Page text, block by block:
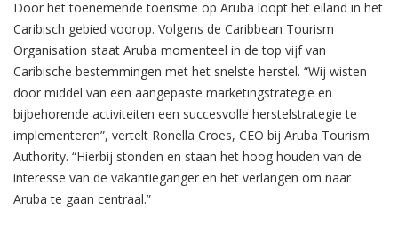
Door het toenemende toerisme op Aruba loopt het eiland in het
Caribisch gebied voorop. Volgens de Caribbean Tourism
Organisation staat Aruba momenteel in de top vijf van
Caribische bestemmingen met het snelste herstel. “Wij wisten
door middel van een aangepaste marketingstrategie en
bijbehorende activiteiten een succesvolle herstelstrategie te
implementeren”, vertelt Ronella Croes, CEO bij Aruba Tourism
Authority. “Hierbij stonden en staan het hoog houden van de
interesse van de vakantieganger en het verlangen om naar
Aruba te gaan centraal.”